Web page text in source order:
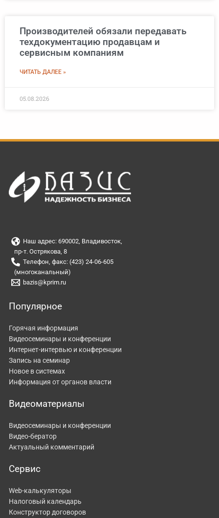
Производителей обязали передавать
техдокументацию продавцам и
сервисным компаниям
ЧИТАТЬ ДАЛЕЕ »
05.08.2026
Наш адрес: 690002, Владивосток,
пр-т. Острякова, 8
Телефон, факс: (423) 24-06-605
(многоканальный)
bazis@kprim.ru
Популярное
Горячая информация
Видеосеминары и конференции
Интернет-интервью и конференции
Запись на семинар
Новое в системах
Информация от органов власти
Видеоматериалы
Видеосеминары и конференции
Видео-бератор
Актуальный комментарий
Сервис
Web-калькуляторы
Налоговый календарь
Конструктор договоров